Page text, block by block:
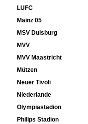
LUFC
Mainz 05
MSV Duisburg
MVV
MVV Maastricht
Mützen
Neuer Tivoli
Niederlande
Olympiastadion
Philips Stadion